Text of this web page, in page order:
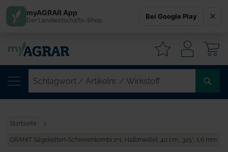
Startseite
GRANIT Sägeketten-Schienenkombi 2+1, Halbmeißel, 40 cm, .325", 1,6 mm
myAGRAR App
Der Landwirtschafts-Shop Bei Google Play